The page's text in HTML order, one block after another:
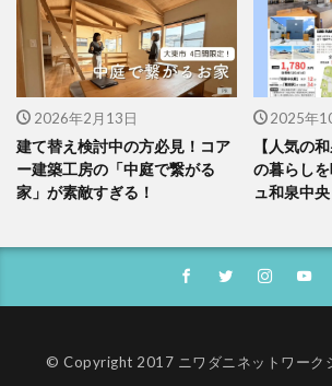
2026年2月13日
建て替え検討中の方必見！コア
ー建築工房の「中庭で繋がる
家」が素敵すぎる！
2025年
【人気の
の暮らし
ュ和泉中
© Copyright 2017 ニワダニネットワーク